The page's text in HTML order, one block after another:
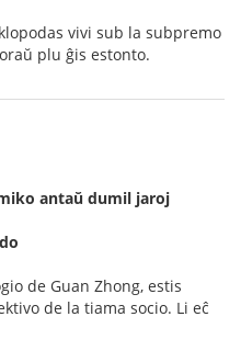
vivi sub la subpremo
plu ĝis estonto.
antaŭ dumil jaroj
de Guan Zhong, estis
de la tiama socio. Li eĉ